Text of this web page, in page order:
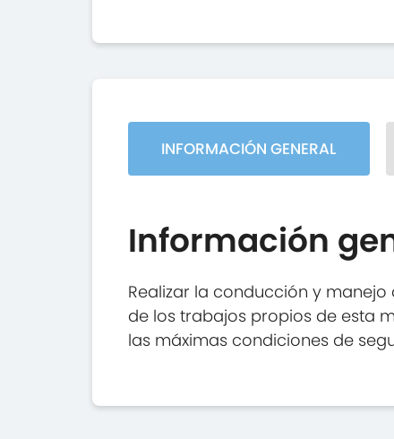
INFORMACIÓN GENERAL
Información
Realizar la conducción y
de los trabajos propios de esta
las máximas condiciones de